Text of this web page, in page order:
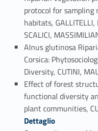
protocol for
habitats, GALLITELLI,
SCALICI,
Alnus glutinosa
Corsica:
Diversity, CUTINI,
Effect of forest
functional diversity
plant communities,
Dettaglio